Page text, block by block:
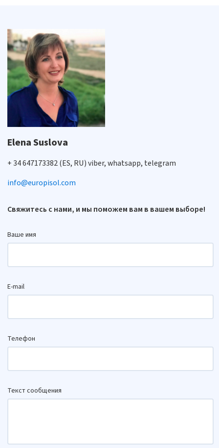
Elena Suslova
+ 34 647173382 (ES, RU) viber, whatsapp, telegram
info@europisol.com
Свяжитесь с нами, и мы поможем вам в вашем выборе!
Ваше имя
E-mail
Телефон
Текст сообщения